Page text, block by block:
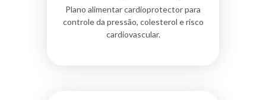
Plano alimentar cardioprotector para
controle da pressão, colesterol e risco
cardiovascular.